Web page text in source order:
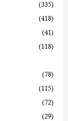
(335)
(418)
(41)
(118)
(78)
(115)
(72)
(29)